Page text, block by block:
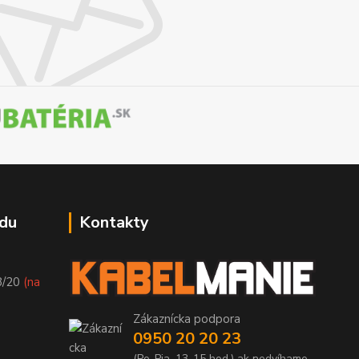
20 (na
Kontakty
Zákaznícka podpora
0950 20 20 23